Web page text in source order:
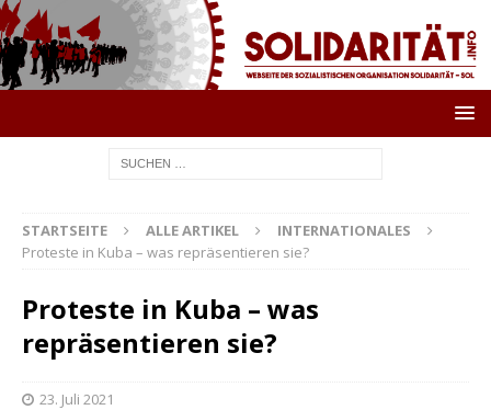
STARTSEITE ALLE ARTIKEL
INTERNATIONALES
Proteste in Kuba – was repräsentieren sie?
Proteste in Kuba – was
repräsentieren sie?
23. Juli 2021